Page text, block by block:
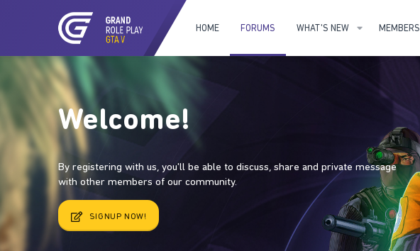
HOME FORUMS WHAT'S NEW MEMBERS
Welcome!
By registering with us, you'll be able to discuss, share and private message
with other members of our community.
SIGNUP NOW!